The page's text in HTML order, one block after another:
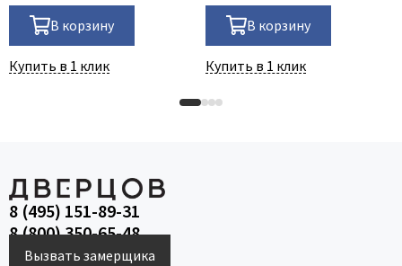
В корзину
Купить в 1 клик
В корзину
Купить в 1 клик
8 (495) 151-89-31
8 (800) 350-65-48
Вызвать замерщика